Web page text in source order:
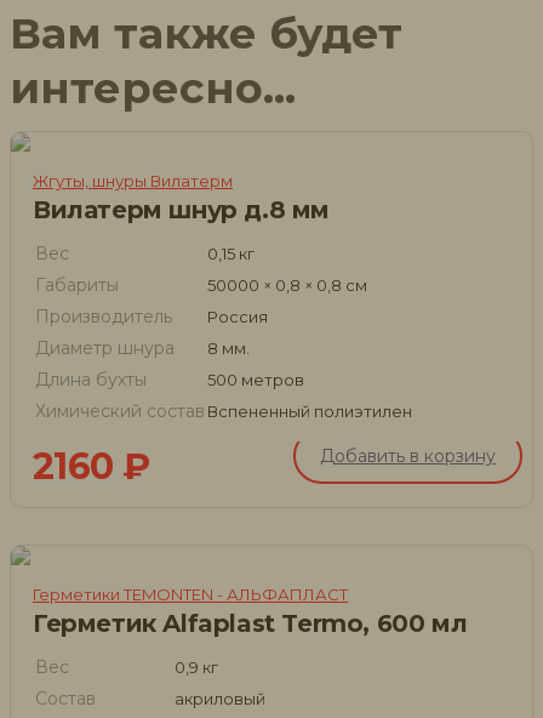
Вам также будет
интересно…
Жгуты, шнуры Вилатерм
Вилатерм шнур д.8 мм
Вес 0,15 кг
Габариты 50000 × 0,8 × 0,8 см
Производитель Россия
Диаметр шнура 8 мм.
Длина бухты 500 метров
Химический состав Вспененный полиэтилен
2160 ₽ Добавить в корзину
Герметики TEMONTEN - АЛЬФАПЛАСТ
Герметик Alfaplast Termo, 600 мл
Вес 0,9 кг
Состав акриловый